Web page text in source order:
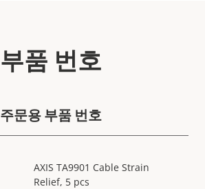
부품 번호
주문용 부품 번호
AXIS TA9901 Cable Strain
Relief, 5 pcs